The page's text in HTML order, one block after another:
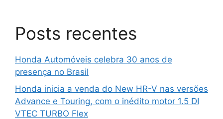
Posts recentes
Honda Automóveis celebra 30 anos de
presença no Brasil
Honda inicia a venda do New HR-V nas versões
Advance e Touring, com o inédito motor 1.5 DI
VTEC TURBO Flex